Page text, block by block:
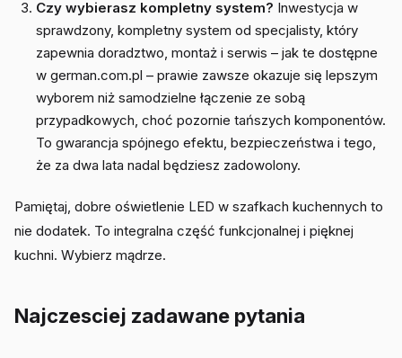
Czy wybierasz kompletny system? Inwestycja w
sprawdzony, kompletny system od specjalisty, który
zapewnia doradztwo, montaż i serwis – jak te dostępne
w german.com.pl – prawie zawsze okazuje się lepszym
wyborem niż samodzielne łączenie ze sobą
przypadkowych, choć pozornie tańszych komponentów.
To gwarancja spójnego efektu, bezpieczeństwa i tego,
że za dwa lata nadal będziesz zadowolony.
Pamiętaj, dobre oświetlenie LED w szafkach kuchennych to
nie dodatek. To integralna część funkcjonalnej i pięknej
kuchni. Wybierz mądrze.
Najczesciej zadawane pytania